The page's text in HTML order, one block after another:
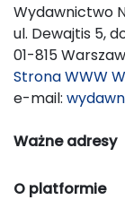
Wydawnictwo
ul. Dewajtis 5,
01-815
Strona WWW
e-mail:
Ważne adresy
O platformie